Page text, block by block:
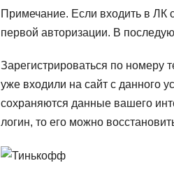
Примечание. Если входить в ЛК
первой авторизации. В
Зарегистрироваться по номеру
уже входили на сайт с данного
сохраняются данные вашего
логин, то его можно